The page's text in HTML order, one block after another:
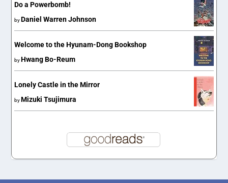
Do a Powerbomb!
by Daniel Warren Johnson
Welcome to the Hyunam-Dong Bookshop
by Hwang Bo-Reum
Lonely Castle in the Mirror
by Mizuki Tsujimura